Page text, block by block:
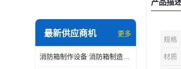
其他
最新供应商机 更多
消防箱制作设备 消防箱制造需要哪些设备
产品描
规格
材质